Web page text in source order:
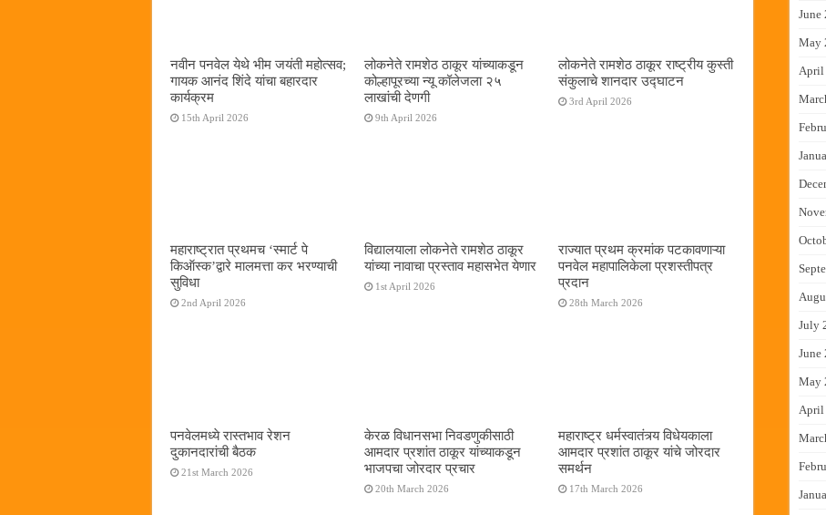
नवीन पनवेल येथे भीम जयंती महोत्सव;
गायक आनंद शिंदे यांचा बहारदार
कार्यक्रम
15th April 2026
लोकनेते रामशेठ ठाकूर यांच्याकडून
कोल्हापूरच्या न्यू कॉलेजला २५
लाखांची देणगी
9th April 2026
लोकनेते रामशेठ ठाकूर राष्ट्रीय कुस्ती
संकुलाचे शानदार उद्घाटन
3rd April 2026
महाराष्ट्रात प्रथमच ‌‘स्मार्ट पे
किऑस्क‌’द्वारे मालमत्ता कर भरण्याची
सुविधा
2nd April 2026
विद्यालयाला लोकनेते रामशेठ ठाकूर
यांच्या नावाचा प्रस्ताव महासभेत येणार
1st April 2026
राज्यात प्रथम क्रमांक पटकावणाऱ्या
पनवेल महापालिकेला प्रशस्तीपत्र
प्रदान
28th March 2026
पनवेलमध्ये रास्तभाव रेशन
दुकानदारांची बैठक
21st March 2026
केरळ विधानसभा निवडणुकीसाठी
आमदार प्रशांत ठाकूर यांच्याकडून
भाजपचा जोरदार प्रचार
20th March 2026
महाराष्ट्र धर्मस्वातंत्र्य विधेयकाला
आमदार प्रशांत ठाकूर यांचे जोरदार
समर्थन
17th March 2026
June
May
April
July
June
May
April